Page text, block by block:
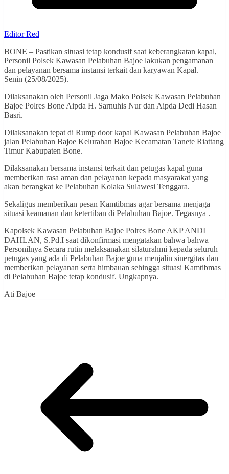
Editor Red
BONE – Pastikan situasi tetap kondusif saat keberangkatan kapal,
Personil Polsek Kawasan Pelabuhan Bajoe lakukan pengamanan
dan pelayanan bersama instansi terkait dan karyawan Kapal.
Senin (25/08/2025).
Dilaksanakan oleh Personil Jaga Mako Polsek Kawasan Pelabuhan
Bajoe Polres Bone Aipda H. Sarnuhis Nur dan Aipda Dedi Hasan
Basri.
Dilaksanakan tepat di Rump door kapal Kawasan Pelabuhan Bajoe
jalan Pelabuhan Bajoe Kelurahan Bajoe Kecamatan Tanete Riattang
Timur Kabupaten Bone.
Dilaksanakan bersama instansi terkait dan petugas kapal guna
memberikan rasa aman dan pelayanan kepada masyarakat yang
akan berangkat ke Pelabuhan Kolaka Sulawesi Tenggara.
Sekaligus memberikan pesan Kamtibmas agar bersama menjaga
situasi keamanan dan ketertiban di Pelabuhan Bajoe. Tegasnya .
Kapolsek Kawasan Pelabuhan Bajoe Polres Bone AKP ANDI
DAHLAN, S.Pd.I saat dikonfirmasi mengatakan bahwa bahwa
Personilnya Secara rutin melaksanakan silaturahmi kepada seluruh
petugas yang ada di Pelabuhan Bajoe guna menjalin sinergitas dan
memberikan pelayanan serta himbauan sehingga situasi Kamtibmas
di Pelabuhan Bajoe tetap kondusif. Ungkapnya.
Ati Bajoe